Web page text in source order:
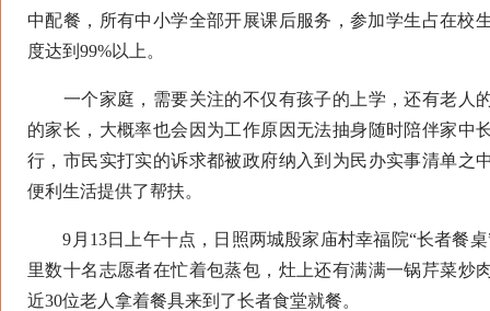
中配餐，所有中小学全部开展课后服务，参加学生占在校
度达到99%以上。
一个家庭，需要关注的不仅有孩子的上学，还有老人
的家长，大概率也会因为工作原因无法抽身随时陪伴家中
行，市民实打实的诉求都被政府纳入到为民办实事清单之
便利生活提供了帮扶。
9月13日上午十点，日照两城殷家庙村幸福院“长者餐桌
里数十名志愿者在忙着包蒸包，灶上还有满满一锅芹菜炒
近30位老人拿着餐具来到了长者食堂就餐。